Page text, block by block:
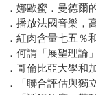
．娜歐蜜．曼德爾
．播放法國音樂，
．紅肉含量七五％
．何謂「展望理論
．哥倫比亞大學和
．「聯合評估與獨